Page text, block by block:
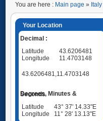
You are here : Main page » Italy
Your Location
Decimal :
Latitude
43.6206481
Longitude
11.4703148
43.6206481,11.4703148
Degrees, Minutes & Seconds
Latitude
43° 37' 14.33"E
Longitude
11° 28' 13.13"E